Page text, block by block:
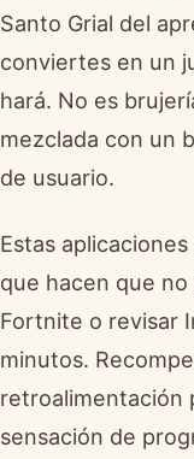
Santo Grial del
conviertes en un
hará. No es
mezclada con un
de usuario.
Estas
que hacen que
Fortnite o revisar
minutos.
retroalimentación
sensación de